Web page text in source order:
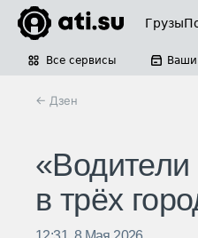
Грузы
Все сервисы Ваши
← Дзен
в трёх